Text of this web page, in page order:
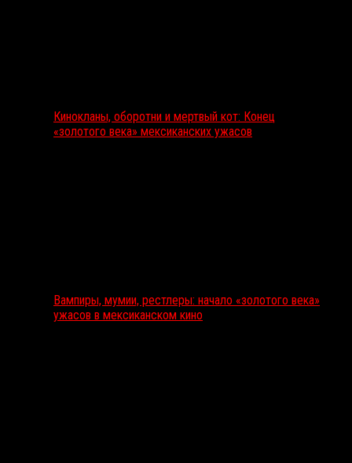
Кинокланы, оборотни и мертвый кот: Конец
«золотого века» мексиканских ужасов
Вампиры, мумии, рестлеры: начало «золотого века»
ужасов в мексиканском кино